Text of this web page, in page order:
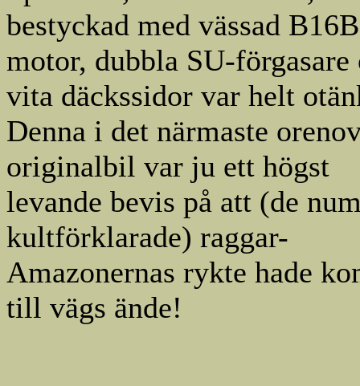
bestyckad med vässad B16B
motor, dubbla SU-förgasare
vita däckssidor var helt
Denna i det närmaste
originalbil var ju ett högst
levande bevis på att (de
kultförklarade) raggar-
Amazonernas rykte hade
till vägs ände!